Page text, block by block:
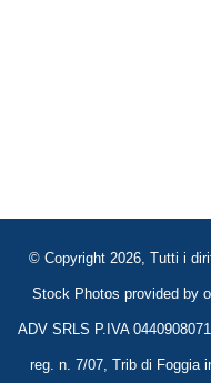
© Copyright 2026, Tutti i
Stock Photos provided by
ADV SRLS P.IVA
reg. n. 7/07, Trib di Foggia